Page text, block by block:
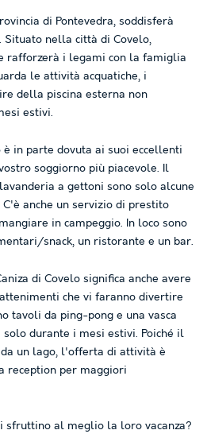
di Pontevedra, soddisferà
nella città di Covelo,
rafforzerà i legami con la famiglia
le attività acquatiche, i
della piscina esterna non
estivi.
in parte dovuta ai suoi eccellenti
soggiorno più piacevole. Il
a gettoni sono solo alcune
anche un servizio di prestito
in campeggio. In loco sono
snack, un ristorante e un bar.
di Covelo significa anche avere
che vi faranno divertire
tavoli da ping-pong e una vasca
durante i mesi estivi. Poiché il
un lago, l'offerta di attività è
reception per maggiori
sfruttino al meglio la loro vacanza?